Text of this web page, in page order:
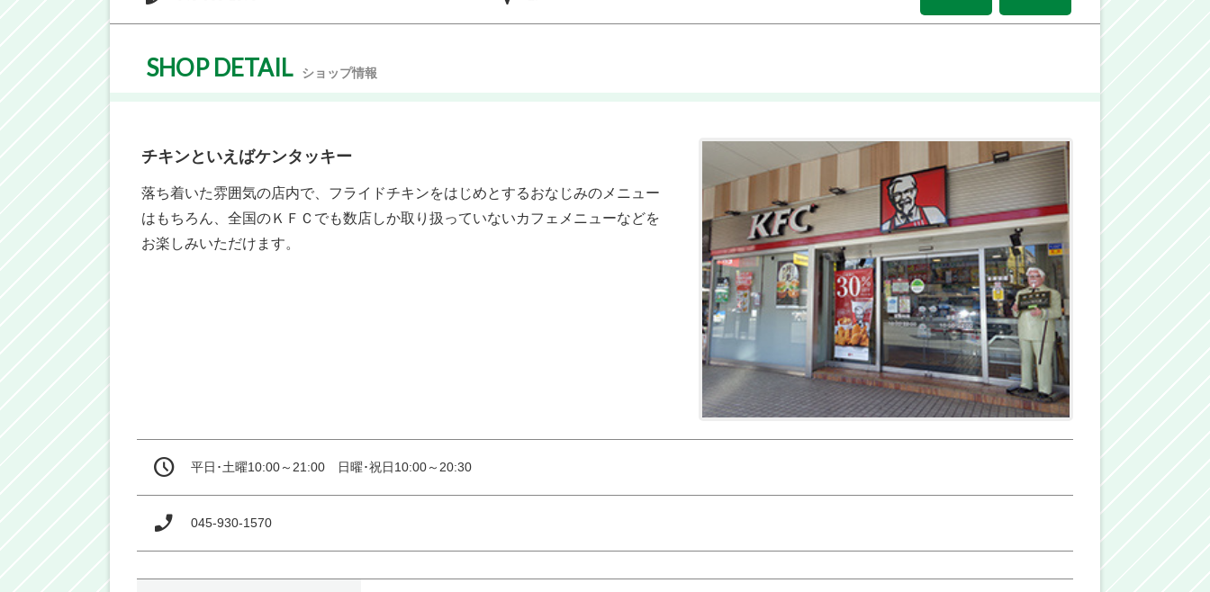
SHOP DETAIL ショップ情報
チキンといえばケンタッキー
落ち着いた雰囲気の店内で、フライドチキンをはじめとするおなじみのメニュー
はもちろん、全国のＫＦＣでも数店しか取り扱っていないカフェメニューなどを
お楽しみいただけます。
平日･土曜10:00～21:00　日曜･祝日10:00～20:30
045-930-1570